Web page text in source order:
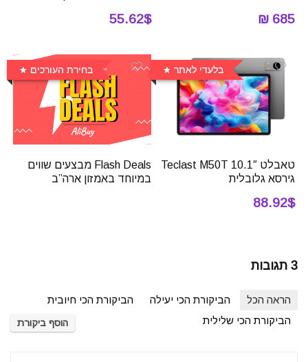
685 ₪
55.62$
בלעדי לאתר
טאבלט 10.1″ Teclast M50T
גירסא גלובלית
88.92$
בחירת העורכים
Flash Deals מבצעים שווים
במיוחד באמזון ארה”ב
3 תגובות
הראה הכל הביקורת הכי יעילה
הביקורת הכי חיובית
הביקורת הכי שלילית
הוסף ביקורת